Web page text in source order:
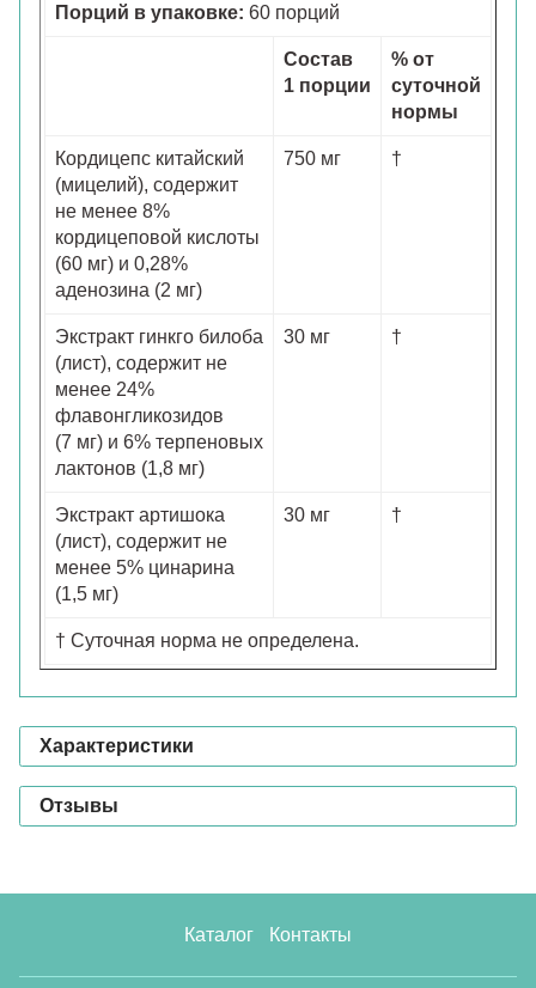
Порций в упаковке: 60 порций
Состав
1 порции
% от
суточной
нормы
Кордицепс китайский
(мицелий), содержит
не менее 8%
кордицеповой кислоты
(60 мг) и 0,28%
аденозина (2 мг)
750 мг †
Экстракт гинкго билоба
(лист), содержит не
менее 24%
флавонгликозидов
(7 мг) и 6% терпеновых
лактонов (1,8 мг)
30 мг †
Экстракт артишока
(лист), содержит не
менее 5% цинарина
(1,5 мг)
30 мг †
† Суточная норма не определена.
Характеристики
Отзывы
Каталог Контакты